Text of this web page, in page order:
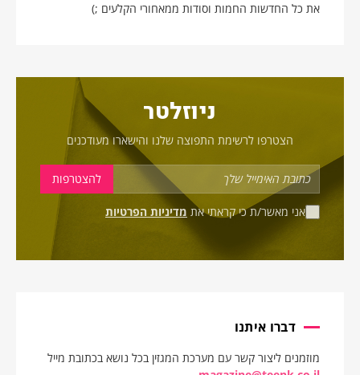
את כל החדשות החמות וסודות ממאחורי הקלעים ;)
ניוזלטר
הצטרפו לרשימת התפוצה שלנו והישארו מעודכנים
אני מאשר/ת כי קראתי את מדיניות הפרטיות
דברו איתנו
מוזמנים ליצור קשר עם מערכת המגזין בכל נושא בכתובת מייל